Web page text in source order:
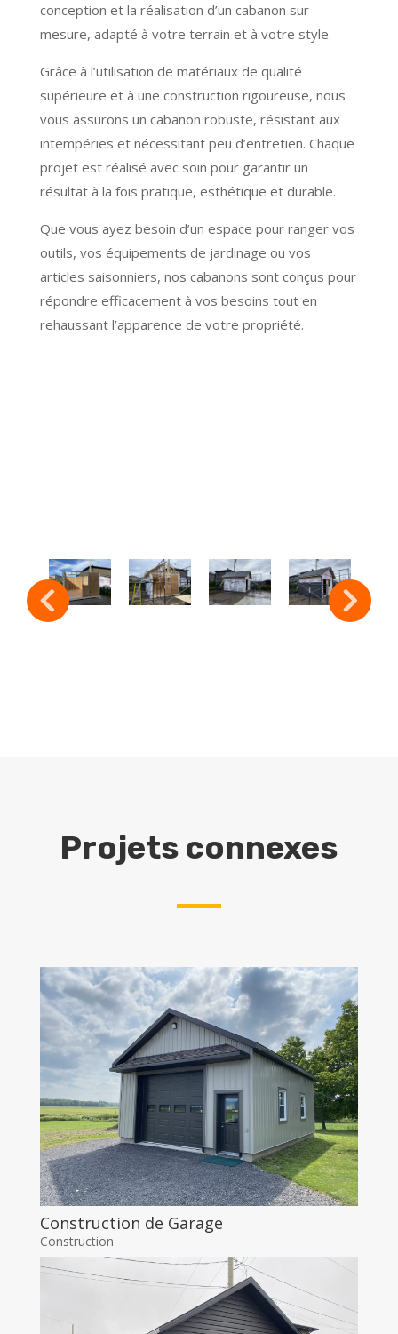
conception et la réalisation d’un cabanon sur
mesure, adapté à votre terrain et à votre style.
Grâce à l’utilisation de matériaux de qualité
supérieure et à une construction rigoureuse, nous
vous assurons un cabanon robuste, résistant aux
intempéries et nécessitant peu d’entretien. Chaque
projet est réalisé avec soin pour garantir un
résultat à la fois pratique, esthétique et durable.
Que vous ayez besoin d’un espace pour ranger vos
outils, vos équipements de jardinage ou vos
articles saisonniers, nos cabanons sont conçus pour
répondre efficacement à vos besoins tout en
rehaussant l’apparence de votre propriété.
Projets connexes
Construction de Garage
Construction